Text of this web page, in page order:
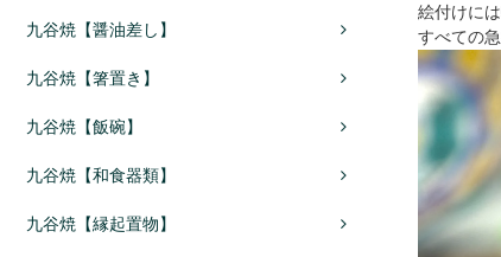
九谷焼【醤油差し】
九谷焼【箸置き】
九谷焼【飯碗】
九谷焼【和食器類】
九谷焼【縁起置物】
絵付けに
すべての